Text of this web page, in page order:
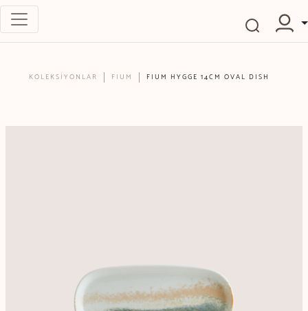
KOLEKSİYONLAR FIUM FIUM HYGGE 14CM OVAL DISH